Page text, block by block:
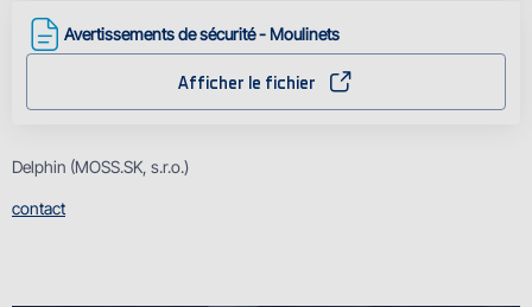
Avertissements de sécurité - Moulinets
Afficher le fichier
Delphin (MOSS.SK, s.r.o.)
contact